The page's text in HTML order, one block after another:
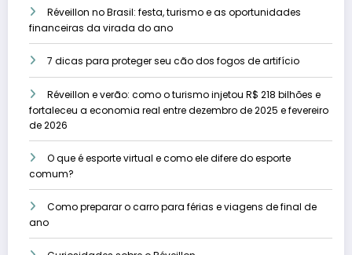
Réveillon no Brasil: festa, turismo e as oportunidades
financeiras da virada do ano
7 dicas para proteger seu cão dos fogos de artifício
Réveillon e verão: como o turismo injetou R$ 218 bilhões e
fortaleceu a economia real entre dezembro de 2025 e fevereiro
de 2026
O que é esporte virtual e como ele difere do esporte
comum?
Como preparar o carro para férias e viagens de final de
ano